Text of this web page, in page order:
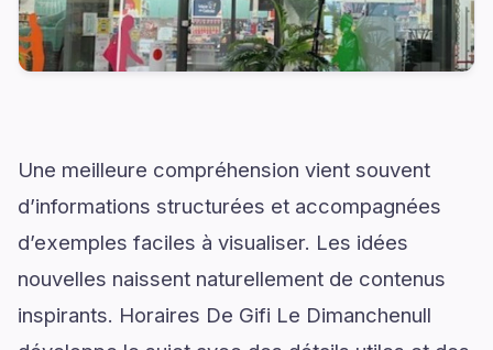
Une meilleure compréhension vient souvent
d’informations structurées et accompagnées
d’exemples faciles à visualiser. Les idées
nouvelles naissent naturellement de contenus
inspirants. Horaires De Gifi Le Dimanchenull